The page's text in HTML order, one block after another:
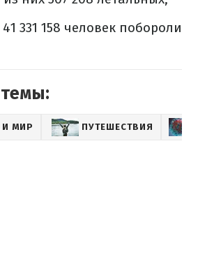
331 158 человек побороли
И МИР ПУТЕШЕСТВИЯ